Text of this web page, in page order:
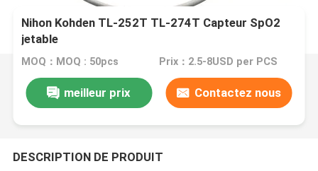
Nihon Kohden TL-252T TL-274T Capteur SpO2
jetable
MOQ：MOQ : 50pcs Prix：2.5-8USD per PCS
meilleur prix Contactez nous
DESCRIPTION DE PRODUIT